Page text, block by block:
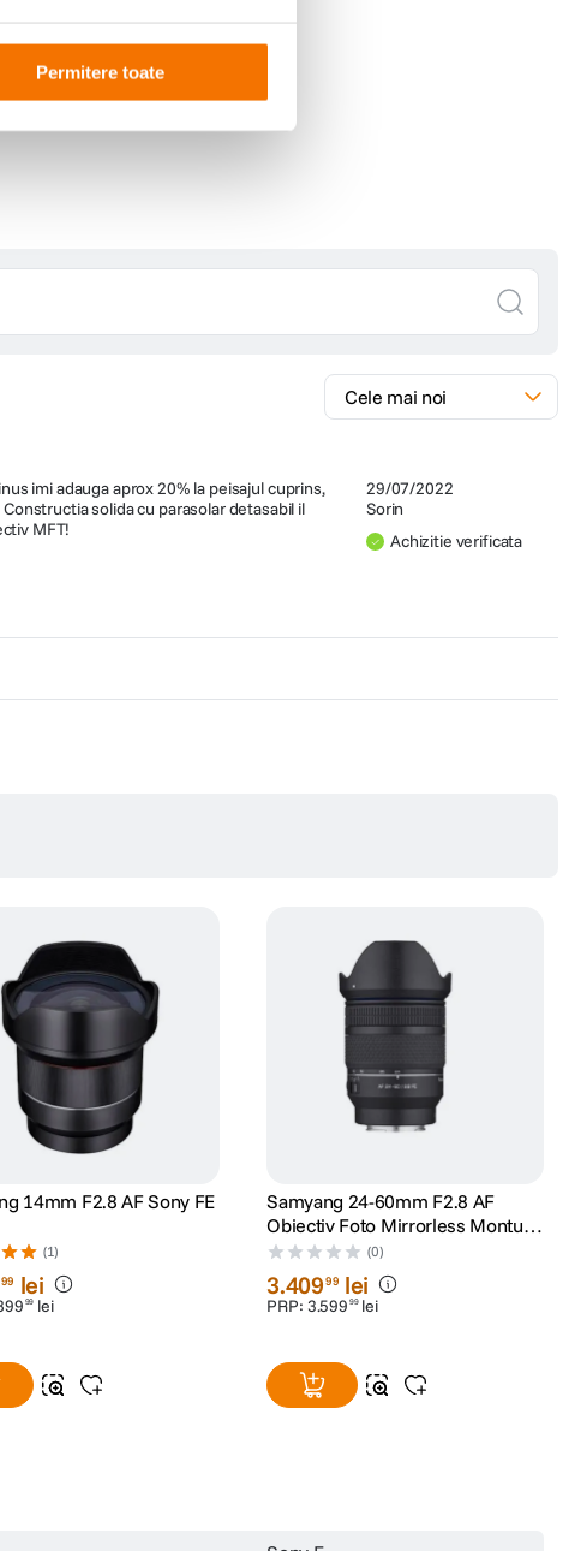
Permitere toate
29/07/2022
Sorin
Achizitie verificata
imi adauga aprox 20% la peisajul cuprins,
solida cu parasolar detasabil il
MFT!
14mm F2.8 AF Sony FE
(1)
99 lei
99 lei
Samyang 24-60mm F2.8 AF
Obiectiv Foto Mirrorless Montura
Sony E
(0)
3.40999 lei
PRP: 3.599 99 lei